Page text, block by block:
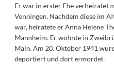
Er war in erster Ehe verheiratet
Venningen. Nachdem diese im
war, heiratete er Anna Helene
Mannheim. Er wohnte in
Main. Am 20. Oktober 1941
deportiert und dort ermordet.